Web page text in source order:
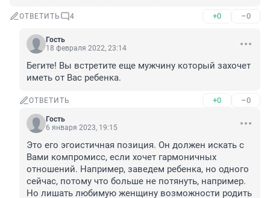
ОТВЕТИТЬ 4 +0 –0
Гость
18 февраля 2022, 23:14
Бегите! Вы встретите еще мужчину который захочет
иметь от Вас ребенка.
ОТВЕТИТЬ +0 –0
Гость
6 января 2023, 19:15
Это его эгоистичная позиция. Он должен искать с
Вами компромисс, если хочет гармоничных
отношений. Например, заведем ребенка, но одного
сейчас, потому что больше не потянуть, например.
Но лишать любимую женщину возможности родить